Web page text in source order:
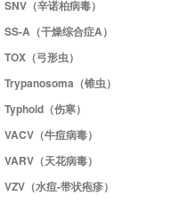
SNV（辛诺柏病毒）
SS-A（干燥综合症A）
TOX（弓形虫）
Trypanosoma（锥虫）
Typhoid（伤寒）
VACV（牛痘病毒）
VARV（天花病毒）
VZV（水痘-带状疱疹）